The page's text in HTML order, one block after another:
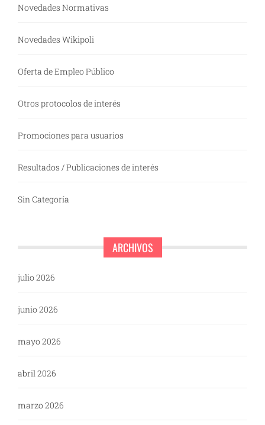
Novedades Normativas
Novedades Wikipoli
Oferta de Empleo Público
Otros protocolos de interés
Promociones para usuarios
Resultados / Publicaciones de interés
Sin Categoría
ARCHIVOS
julio 2026
junio 2026
mayo 2026
abril 2026
marzo 2026